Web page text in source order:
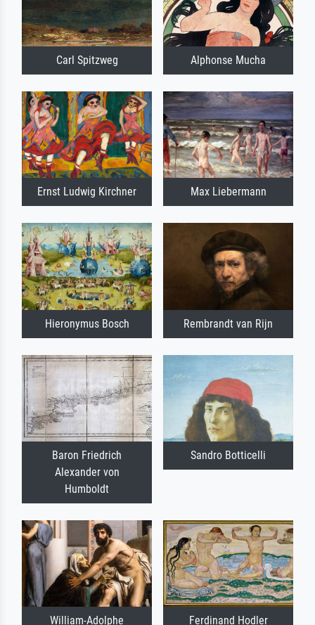
Carl Spitzweg Alphonse Mucha
Ernst Ludwig Kirchner Max Liebermann
Hieronymus Bosch Rembrandt van Rijn
Baron Friedrich
Alexander von
Humboldt
Sandro Botticelli
William-Adolphe Ferdinand Hodler